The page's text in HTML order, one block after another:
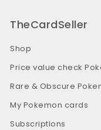
TheCardSeller
Shop
Price value check
Rare & Obscure
My Pokemon cards
Subscriptions